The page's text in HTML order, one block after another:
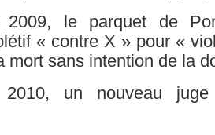
le parquet de
« contre X » pour «
mort sans intention de la
un nouveau juge